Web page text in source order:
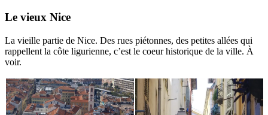
Le vieux Nice
La vieille partie de Nice. Des rues piétonnes, des petites allées qui
rappellent la côte ligurienne, c’est le coeur historique de la ville. À
voir.